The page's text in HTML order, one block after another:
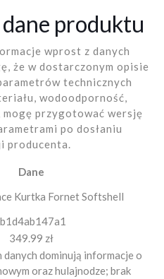
produktu
wprost z danych
że w dostarczonym opisie
technicznych
wodoodporność,
mogę przygotować wersję
po dosłaniu
producenta.
Dane
Kurtka Fornet Softshell
349.99 zł
dominują informacje o
oraz hulajnodze; brak